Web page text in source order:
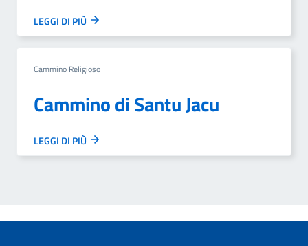
LEGGI DI PIÙ
Cammino Religioso
Cammino di Santu Jacu
LEGGI DI PIÙ